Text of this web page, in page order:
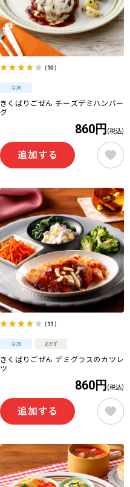
（10）
きくばりごぜん チーズデミハンバー
グ
860円 (税込)
（11）
きくばりごぜん デミグラスのカツレ
ツ
860円 (税込)